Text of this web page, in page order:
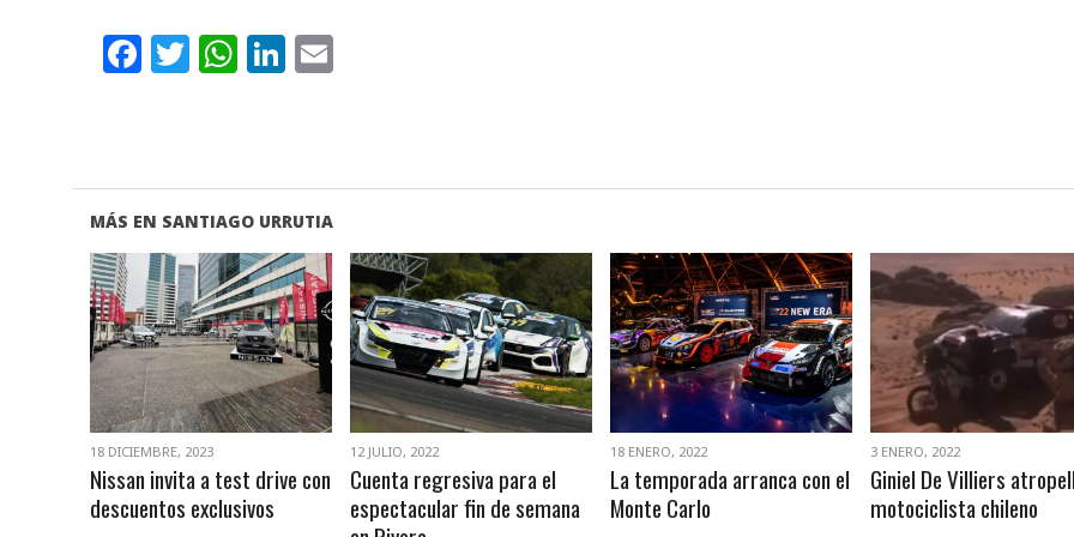
Facebook
Twitter
WhatsApp
LinkedIn
MÁS EN SANTIAGO URRUTIA
VER NOTA
18 DICIEMBRE, 2023
Nissan invita a test drive con
descuentos exclusivos
VER NOTA
12 JULIO, 2022
Cuenta regresiva para el
espectacular fin de semana
VER NOTA
18 ENERO, 2022
La temporada arranca con el
Monte Carlo
VER NOTA
3 ENERO, 2022
Giniel De Villiers
motociclista chileno